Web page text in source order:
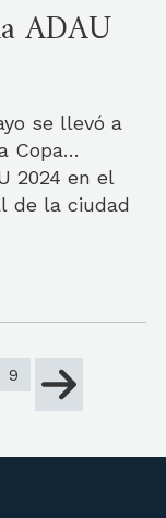
ADAU
se llevó a
Copa
2024 en el
de la ciudad
9